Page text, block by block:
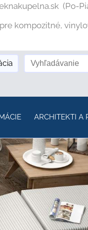
(Po-
kompozitné,
ARCHITEKTI A